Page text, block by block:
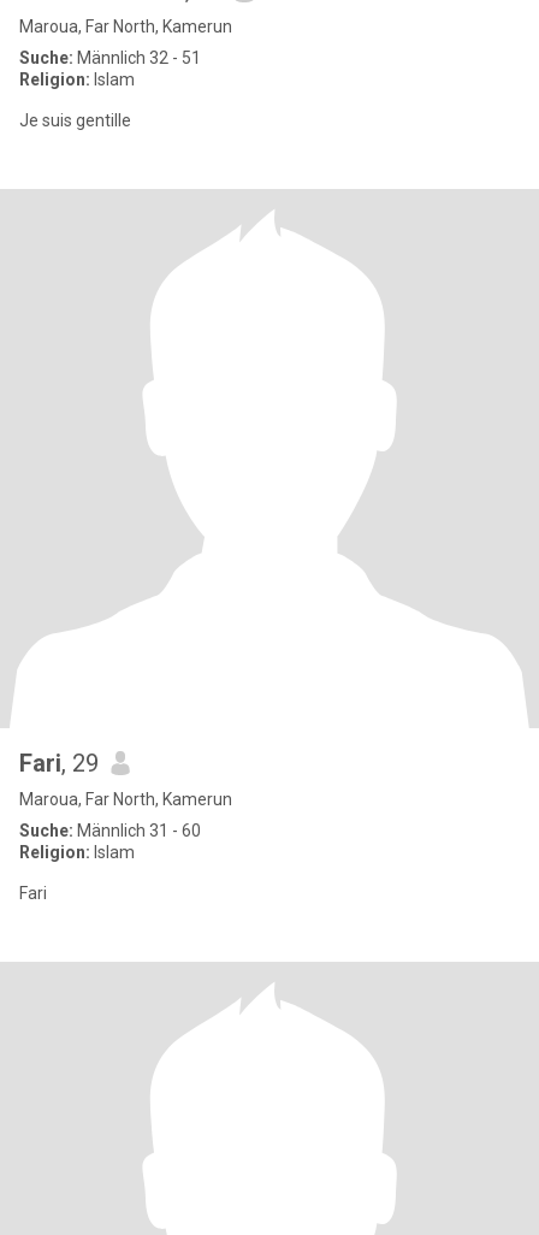
Maroua, Far North, Kamerun
Suche: Männlich 32 - 51
Religion: Islam
Je suis gentille
Fari, 29
Maroua, Far North, Kamerun
Suche: Männlich 31 - 60
Religion: Islam
Fari